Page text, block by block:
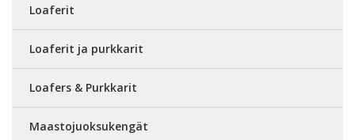
Loaferit
Loaferit ja purkkarit
Loafers & Purkkarit
Maastojuoksukengät